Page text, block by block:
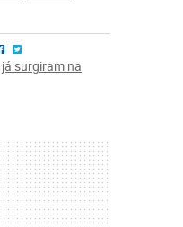
surgiram na